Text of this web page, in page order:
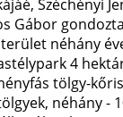
Széchényi
Gábor
néhány
4
tölgy-
néhány